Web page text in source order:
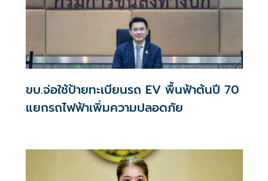
ขบ.จ่อใช้ป้ายทะเบียนรถ EV พื้นฟ้าต้นปี 70
แยกรถไฟฟ้าเพิ่มความปลอดภัย